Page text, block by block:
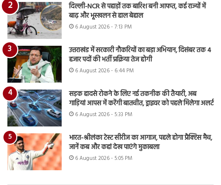
दिल्ली-NCR से पहाड़ों तक बारिश बनी आफत, कई राज्यों में
बाढ़ और भूस्खलन से हाल बेहाल
6 August 2026 - 7:13 PM
उत्तराखंड में सरकारी नौकरियों का बड़ा अभियान, दिसंबर तक 4
हजार पदों की भर्ती प्रक्रिया तेज होगी
6 August 2026 - 6:44 PM
सड़क हादसे रोकने के लिए नई तकनीक की तैयारी, अब
गाड़ियां आपस में करेंगी बातचीत, ड्राइवर को पहले मिलेगा अलर्ट
6 August 2026 - 5:33 PM
भारत-श्रीलंका टेस्ट सीरीज का आगाज, पहले होगा प्रैक्टिस मैच,
जानें कब और कहां देख पाएंगे मुकाबला
6 August 2026 - 5:05 PM